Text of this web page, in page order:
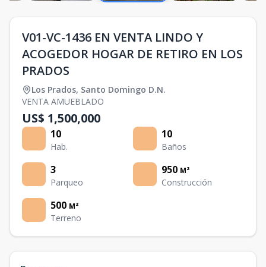
V01-VC-1436 EN VENTA LINDO Y
ACOGEDOR HOGAR DE RETIRO EN LOS
PRADOS
Los Prados, Santo Domingo D.N.
VENTA AMUEBLADO
US$ 1,500,000
10
Hab.
10
Baños
3
Parqueo
950 M²
Construcción
500 M²
Terreno